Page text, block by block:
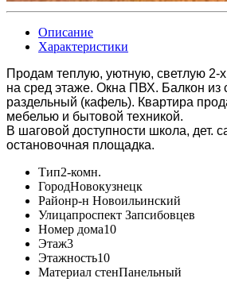
Описание
Характеристики
Продам теплую, уютную, светлую 2-
на сред этаже. Окна ПВХ. Балкон из
раздельный (кафель). Квартира
мебелью и бытовой техникой.
В шаговой доступности школа, дет.
остановочная площадка.
Тип2-комн.
ГородНовокузнецк
Районр-н Новоильинский
Улицапроспект Запсибовцев
Номер дома10
Этаж3
Этажность10
Материал стенПанельный